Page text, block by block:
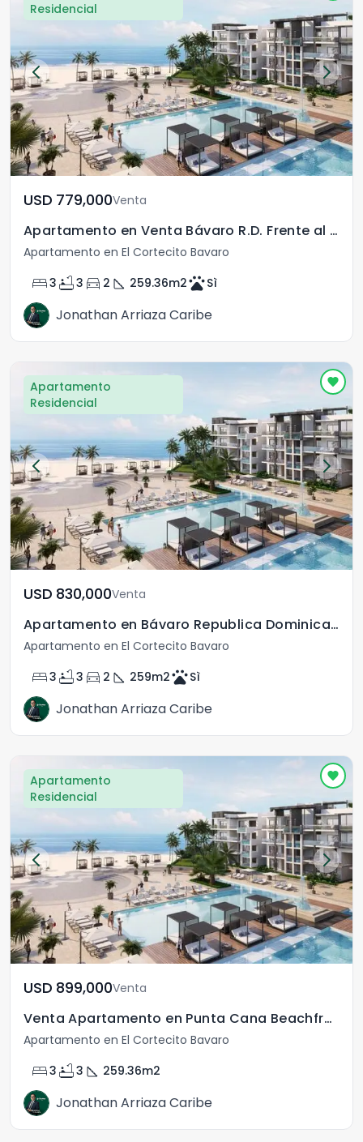
Residencial
USD	779,000Venta
Apartamento en Venta Bávaro R.D. Frente al Mar
Apartamento en El Cortecito Bavaro
bed3 bathtub3 directions_car 2 square_foot 259.36m2petsSì
Jonathan Arriaza Caribe
Apartamento
Residencial
USD	830,000Venta
Apartamento en Bávaro Republica Dominicana
Apartamento en El Cortecito Bavaro
bed3 bathtub3 directions_car 2 square_foot 259m2petsSì
Jonathan Arriaza Caribe
Apartamento
Residencial
USD	899,000Venta
Venta Apartamento en Punta Cana Beachfront
Apartamento en El Cortecito Bavaro
bed3 bathtub3 square_foot 259.36m2
Jonathan Arriaza Caribe